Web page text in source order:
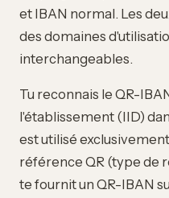
et IBAN normal. Les
des domaines
interchangeables.
Tu reconnais le QR-
l'établissement (IID)
est utilisé
référence QR (type de
te fournit un QR-IBAN